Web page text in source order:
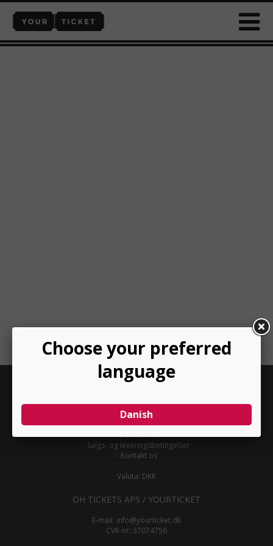
INFORMATION
-Om YourTicket
Bliv arrangør
-Arrangør login
-Donationer
- Salgs- og leveringsbetingelser
- Kontakt os
Valuta: DKK
OH TICKETS APS / YOURTICKET
E-mail: info@yourticket.dk
CVR-nr: 37074756